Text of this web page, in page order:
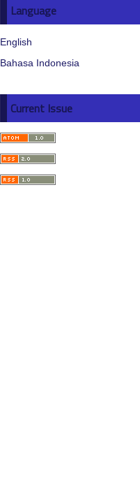
Language
English
Bahasa Indonesia
Current Issue